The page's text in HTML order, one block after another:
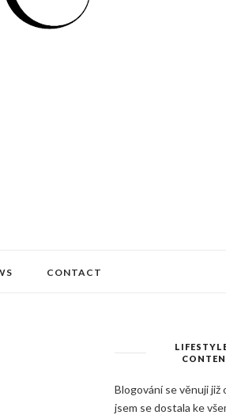
CONTACT
Blogování se věnuji již
jsem se dostala ke